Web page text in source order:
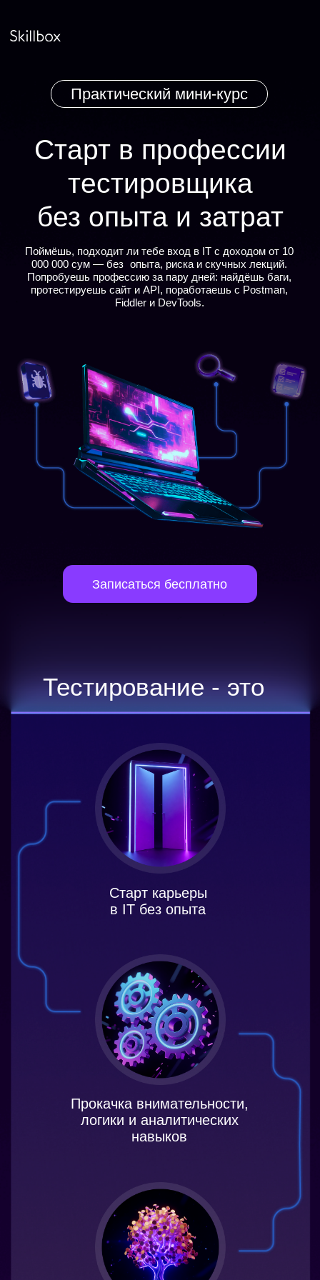
Cтарт в профессии
без опыта и затрат
Поймёшь, подходит ли тебе вход в IT с доходом от 10
000 000 сум — без опыта, риска и скучных лекций.
Попробуешь профессию за пару дней: найдёшь баги,
протестируешь сайт и АРІ, поработаешь с Postman,
Fiddler и DevTools.
Тестирование - это
Этот курс для тебя, если
Прокачка внимательности,
логики и аналитических
навыков
зарабатывать от 10 000
000 сум с первых шагов
Хочешь в IT, но не знаешь,
куда вписаться
Записаться бесплатно